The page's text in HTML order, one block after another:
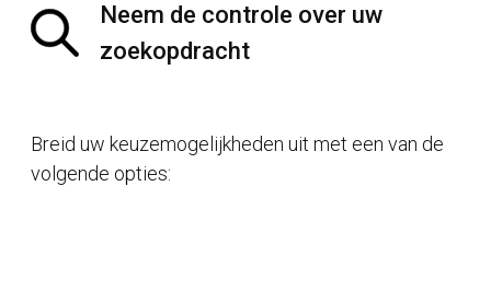
Neem de controle over uw
zoekopdracht
Breid uw keuzemogelijkheden uit met een van de
volgende opties: